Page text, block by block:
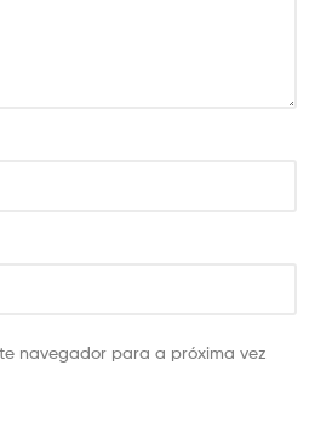
navegador para a próxima vez